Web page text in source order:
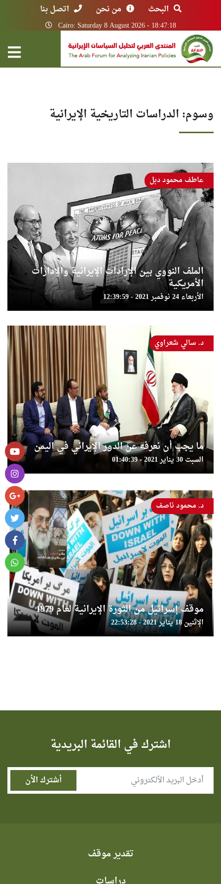
البحث من نحن اتصل بنا
Cairo: Saturday 8 August 2026 - 18:47:18
وسوم: الدراسات التاريخية الإيرانية
الملف النووي بين الإرادات الإيرانية والإدارات
الأمريكية
الأربعاء 24 نوفمبر 2021 - 12:39:59
عاطف محمود دبل
ما يجب أن نعرفه عن الدور الإيراني في اليمن
السبت 30 يناير 2021 - 01:40:39
د. سالي شعراوي
موقف إسرائيل من الثورة الإيرانية لعام 1979
الإثنين 18 يناير 2021 - 22:53:28
د. محمود ناصف
اشترك في القائمة البريدية
تقدير موقف